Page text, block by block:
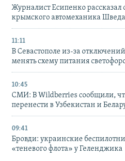
Журналист Есипенко рассказал
крымского автомеханика Шведа
11:11
В Севастополе из-за
менять схему питания
10:45
СМИ: В Wildberries сообщили,
перенести в Узбекистан и
09:41
Бровди: украинские
«теневого флота» у Геленджика